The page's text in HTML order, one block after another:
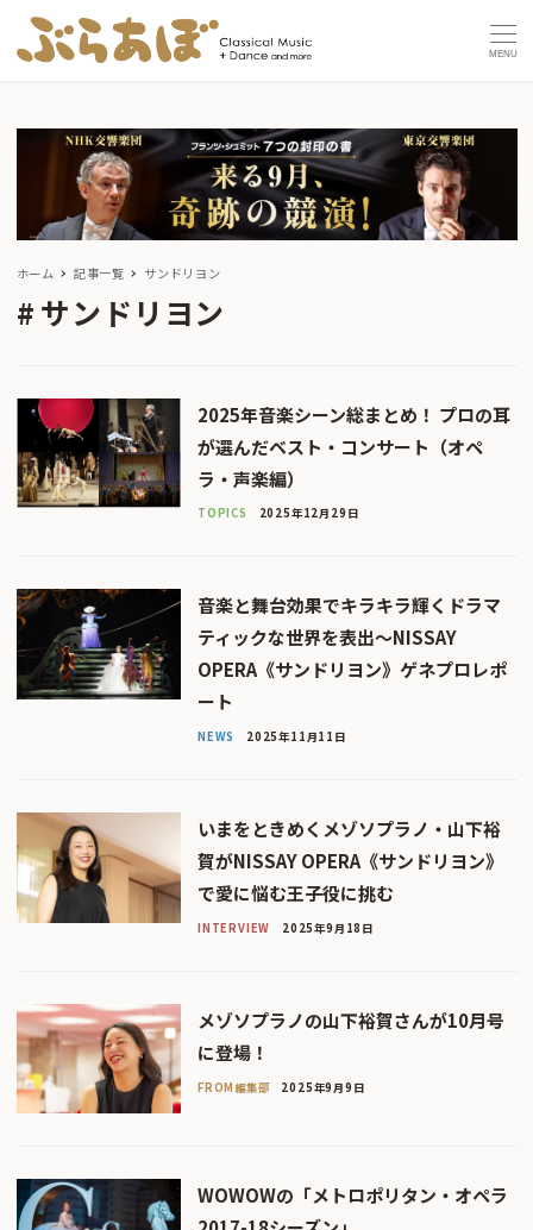
MENU
ホーム 記事一覧 サンドリヨン
サンドリヨン
2025年音楽シーン総まとめ！ プロの耳
が選んだベスト・コンサート（オペ
ラ・声楽編）
TOPICS 2025年12月29日
音楽と舞台効果でキラキラ輝くドラマ
ティックな世界を表出〜NISSAY
OPERA《サンドリヨン》ゲネプロレポ
ート
NEWS 2025年11月11日
いまをときめくメゾソプラノ・山下裕
賀がNISSAY OPERA《サンドリヨン》
で愛に悩む王子役に挑む
INTERVIEW 2025年9月18日
メゾソプラノの山下裕賀さんが10月号
に登場！
FROM編集部 2025年9月9日
WOWOWの「メトロポリタン・オペラ